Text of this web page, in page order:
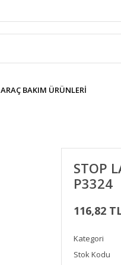
ARAÇ BAKIM ÜRÜNLERI
STOP
P3324
116,82
Kategori
Stok Kodu